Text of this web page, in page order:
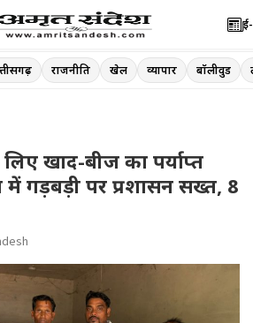
राजनीति खेल व्यापार बॉलीवुड
खाद-बीज का पर्याप्त
में गड़बड़ी पर प्रशासन सख्त, 8